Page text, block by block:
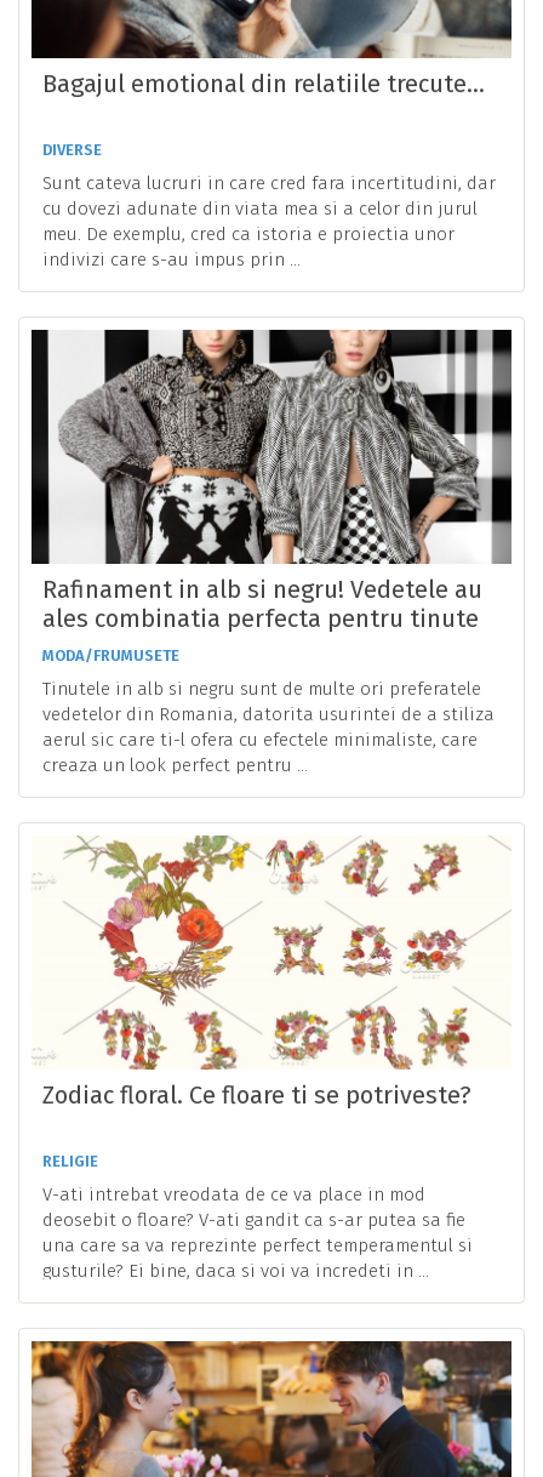
Bagajul emotional din relatiile trecute...
DIVERSE
Sunt cateva lucruri in care cred fara incertitudini, dar
cu dovezi adunate din viata mea si a celor din jurul
meu. De exemplu, cred ca istoria e proiectia unor
indivizi care s-au impus prin ...
Rafinament in alb si negru! Vedetele au
ales combinatia perfecta pentru tinute
elegante!
MODA/FRUMUSETE
Tinutele in alb si negru sunt de multe ori preferatele
vedetelor din Romania, datorita usurintei de a stiliza
aerul sic care ti-l ofera cu efectele minimaliste, care
creaza un look perfect pentru ...
Zodiac floral. Ce floare ti se potriveste?
RELIGIE
V-ati intrebat vreodata de ce va place in mod
deosebit o floare? V-ati gandit ca s-ar putea sa fie
una care sa va reprezinte perfect temperamentul si
gusturile? Ei bine, daca si voi va incredeti in ...